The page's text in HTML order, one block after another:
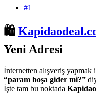
#1
🛍️
Yeni Adresi
İnternetten alışveriş yapmak
“param boşa gider mi?”
İşte tam bu noktada